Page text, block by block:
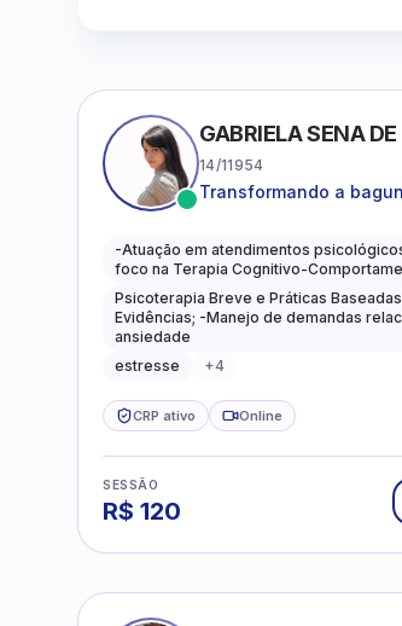
GABRIELA SENA
14/11954
Transformando a
leveza e caminhos
se viver.
-Atuação em atendimentos
foco na Terapia Cognitivo-
Psicoterapia Breve e Práticas
Evidências; -Manejo de demandas
ansiedade
estresse
+4
CRP ativo Online
SESSÃO
R$ 120